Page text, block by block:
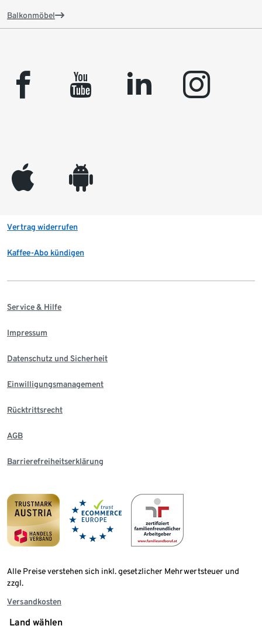
Balkonmöbel
facebook youtube linkedin instagram
appleinc android
Vertrag widerrufen
Kaffee-Abo kündigen
Service & Hilfe
Impressum
Datenschutz und Sicherheit
Einwilligungsmanagement
Rücktrittsrecht
AGB
Barrierefreiheitserklärung
Alle Preise verstehen sich inkl. gesetzlicher Mehrwertsteuer und
zzgl.
Versandkosten
Land wählen